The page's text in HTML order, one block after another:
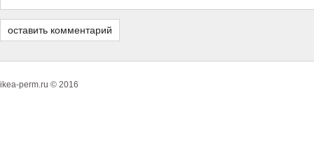
ikea-perm.ru © 2016